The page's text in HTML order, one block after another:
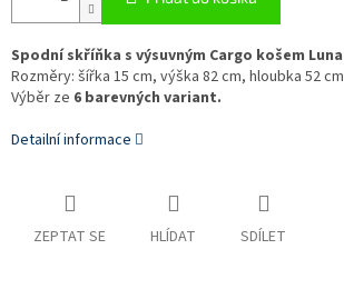
Spodní skříňka s výsuvným Cargo košem Luna
Rozměry: šířka 15 cm, výška 82 cm, hloubka 52 cm
Výběr ze 6 barevných variant.
Detailní informace
ZEPTAT SE HLÍDAT SDÍLET